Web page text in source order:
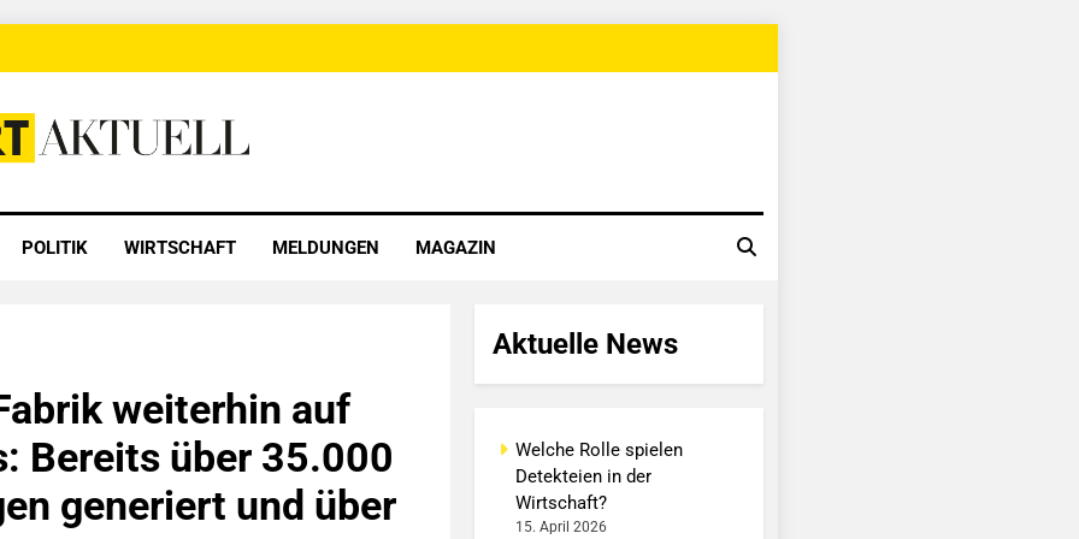
POLITIK WIRTSCHAFT MELDUNGEN MAGAZIN
weiterhin auf
Bereits über 35.000
generiert und über
Aktuelle News
Welche Rolle spielen
Detekteien in der
Wirtschaft?
15. April 2026